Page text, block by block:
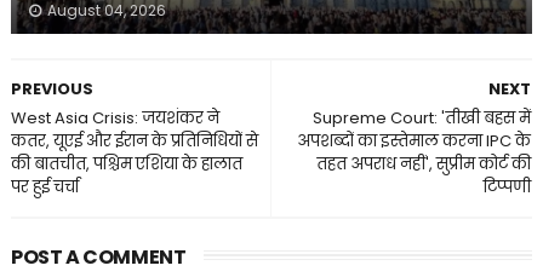
August 04, 2026
NEXT
Supreme Court: 'तीखी बहस में
अपशब्दों का इस्तेमाल करना IPC के
तहत अपराध नहीं', सुप्रीम कोर्ट की
टिप्पणी
PREVIOUS
West Asia Crisis: जयशंकर ने
कतर, यूएई और ईरान के प्रतिनिधियों से
की बातचीत, पश्चिम एशिया के हालात
पर हुई चर्चा
POST A COMMENT